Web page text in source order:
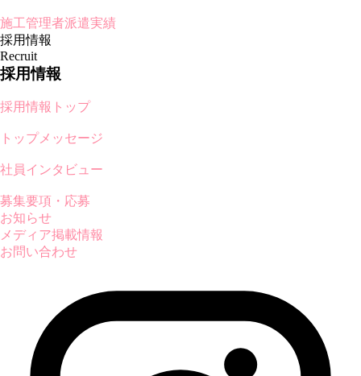
施工管理者派遣実績
採用情報
Recruit
採用情報
採用情報トップ
トップメッセージ
社員インタビュー
募集要項・応募
お知らせ
メディア掲載情報
お問い合わせ